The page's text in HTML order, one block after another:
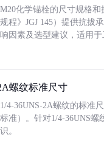
化学锚栓的尺寸规格
程》JGJ 145）提供抗拔
因素及选型建议，适用于
螺纹标准尺寸
4-36UNS-2A螺纹的标准
标准）。针对1/4-36UNS
。